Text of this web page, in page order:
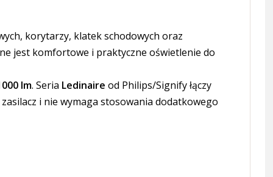
korytarzy, klatek schodowych oraz
jest komfortowe i praktyczne oświetlenie do
lm. Seria Ledinaire od Philips/Signify łączy
i nie wymaga stosowania dodatkowego